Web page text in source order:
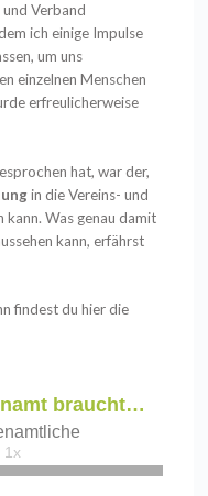
Verband
ich einige Impulse
um uns
einzelnen Menschen
erfreulicherweise
hat, war der,
in die Vereins- und
Was genau damit
kann, erfährst
findest du hier die